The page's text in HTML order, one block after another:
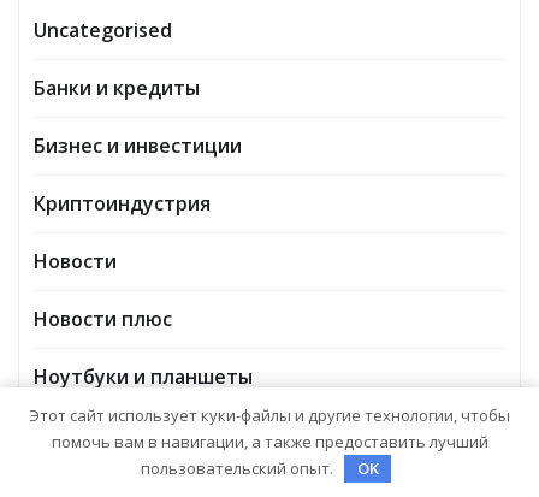
Uncategorised
Банки и кредиты
Бизнес и инвестиции
Криптоиндустрия
Новости
Новости плюс
Ноутбуки и планшеты
Этот сайт использует куки-файлы и другие технологии, чтобы
помочь вам в навигации, а также предоставить лучший
пользовательский опыт.
OK